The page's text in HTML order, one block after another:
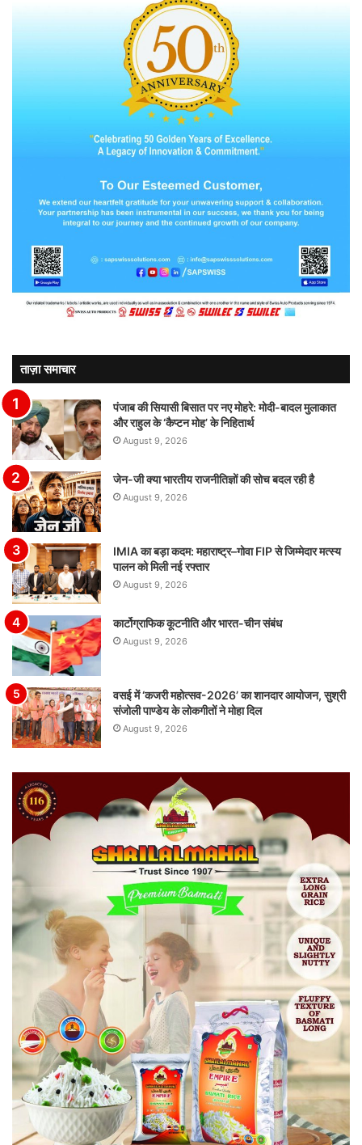
ताज़ा समाचार
पंजाब की सियासी बिसात पर नए मोहरे: मोदी-बादल मुलाकात
और राहुल के ‘कैप्टन मोह’ के निहितार्थ
August 9, 2026
जेन-जी क्या भारतीय राजनीतिज्ञों की सोच बदल रही है
August 9, 2026
IMIA का बड़ा कदम: महाराष्ट्र–गोवा FIP से जिम्मेदार मत्स्य
पालन को मिली नई रफ्तार
August 9, 2026
कार्टोग्राफिक कूटनीति और भारत-चीन संबंध
August 9, 2026
वसई में ‘कजरी महोत्सव-2026’ का शानदार आयोजन, सुश्री
संजोली पाण्डेय के लोकगीतों ने मोहा दिल
August 9, 2026